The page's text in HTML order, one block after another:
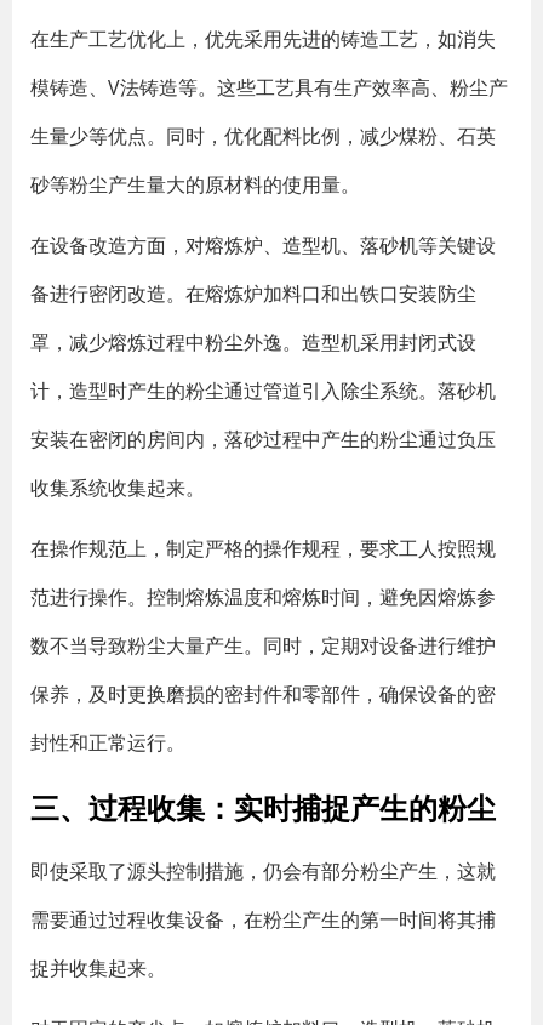
在生产工艺优化上，优先采用先进的铸造工艺，如消失
模铸造、V法铸造等。这些工艺具有生产效率高、粉尘产
生量少等优点。同时，优化配料比例，减少煤粉、石英
砂等粉尘产生量大的原材料的使用量。
在设备改造方面，对熔炼炉、造型机、落砂机等关键设
备进行密闭改造。在熔炼炉加料口和出铁口安装防尘
罩，减少熔炼过程中粉尘外逸。造型机采用封闭式设
计，造型时产生的粉尘通过管道引入除尘系统。落砂机
安装在密闭的房间内，落砂过程中产生的粉尘通过负压
收集系统收集起来。
在操作规范上，制定严格的操作规程，要求工人按照规
范进行操作。控制熔炼温度和熔炼时间，避免因熔炼参
数不当导致粉尘大量产生。同时，定期对设备进行维护
保养，及时更换磨损的密封件和零部件，确保设备的密
封性和正常运行。
三、过程收集：实时捕捉产生的粉尘
即使采取了源头控制措施，仍会有部分粉尘产生，这就
需要通过过程收集设备，在粉尘产生的第一时间将其捕
捉并收集起来。